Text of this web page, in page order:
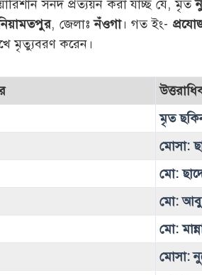
সনদ প্রত্যয়ন করা যাচ্ছ যে, মৃত
, জেলাঃনঁওগা। গত ইং-
মৃত্যুবরণ করেন।
মৃত
মোসা:
মো:
মো:
মো:
মোসা: